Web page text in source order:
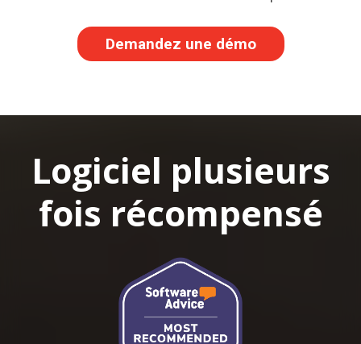
Demandez une démo
Logiciel plusieurs
fois récompensé